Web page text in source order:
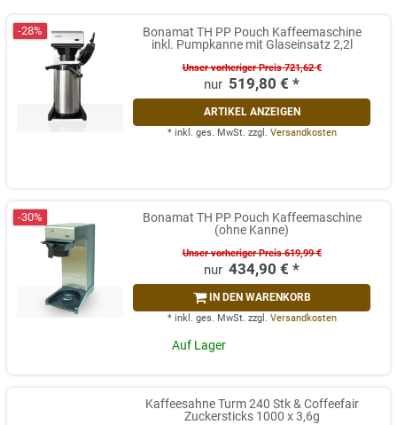
-28%
Bonamat TH PP Pouch Kaffeemaschine
inkl. Pumpkanne mit Glaseinsatz 2,2l
Unser vorheriger Preis 721,62 €
519,80 € *
ARTIKEL ANZEIGEN
* inkl. ges. MwSt. zzgl. Versandkosten
-30%
Bonamat TH PP Pouch Kaffeemaschine
(ohne Kanne)
Unser vorheriger Preis 619,99 €
434,90 € *
IN DEN WARENKORB
* inkl. ges. MwSt. zzgl. Versandkosten
Auf Lager
Kaffeesahne Turm 240 Stk & Coffeefair
Zuckersticks 1000 x 3,6g